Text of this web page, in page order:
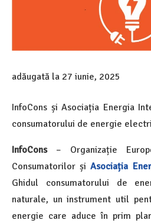
adăugată la 27 iunie, 2025
InfoCons și Asociația Energia
consumatorului de energie
InfoCons– Organizație
Consumatorilor șiAsociația
Ghidul consumatorului de
naturale, un instrument util
energie care aduce în prim